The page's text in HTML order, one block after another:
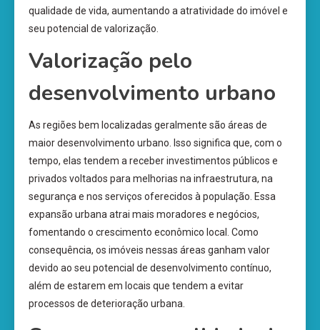
qualidade de vida, aumentando a atratividade do imóvel e
seu potencial de valorização.
Valorização pelo
desenvolvimento urbano
As regiões bem localizadas geralmente são áreas de
maior desenvolvimento urbano. Isso significa que, com o
tempo, elas tendem a receber investimentos públicos e
privados voltados para melhorias na infraestrutura, na
segurança e nos serviços oferecidos à população. Essa
expansão urbana atrai mais moradores e negócios,
fomentando o crescimento econômico local. Como
consequência, os imóveis nessas áreas ganham valor
devido ao seu potencial de desenvolvimento contínuo,
além de estarem em locais que tendem a evitar
processos de deterioração urbana.